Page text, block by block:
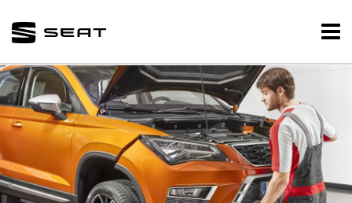
NYE BILER
BRUGTE BILER
VÆRKSTED